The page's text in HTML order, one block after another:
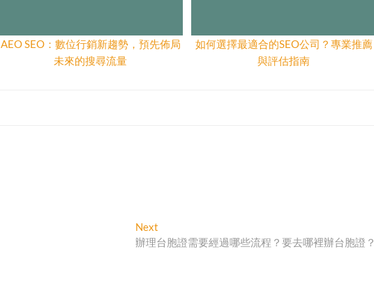
AEO SEO：數位行銷新趨勢，預先佈局
未來的搜尋流量
如何選擇最適合的SEO公司？專業推薦
與評估指南
Next
post:
辦理台胞證需要經過哪些流程？要去哪裡辦台胞證？